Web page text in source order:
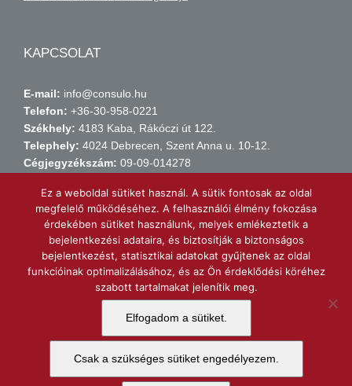
KAPCSOLAT
E-mail: info@consulo.hu
Telefon: +36-30-958-0221
Székhely: 4183 Kaba, Rákóczi út 122.
Telephely: 4024 Debrecen, Szent Anna u. 10-12.
Cégjegyzékszám: 09-09-014278
Számlaszám:11738015-21438211
KERESSEN MINKET FACEBOOK-ON!
Ez a weboldal sütiket használ. A sütik fontosak az oldal
megfelelő működéséhez. A felhasználói élmény fokozása
érdekében sütiket használunk, melyek emlékeztetik a
bejelentkezési adataira, és biztosítják a biztonságos
bejelentkezést, statisztikai adatokat gyűjtenek az oldal
funkcióinak optimalizálásához, és az Ön érdeklődési köréhez
szabott tartalmakat jelenítik meg.
Elfogadom a sütiket.
Csak a szükséges sütiket engedélyezem.